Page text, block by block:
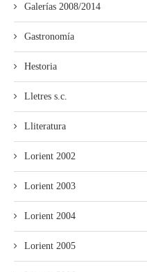
Galerías 2008/2014
Gastronomía
Hestoria
Lletres s.c.
Lliteratura
Lorient 2002
Lorient 2003
Lorient 2004
Lorient 2005